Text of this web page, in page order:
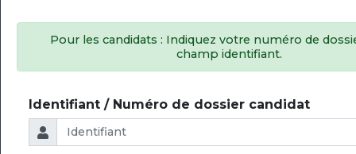
Pour les candidats : Indiquez votre numéro de
champ identifiant.
Identifiant / Numéro de dossier candidat